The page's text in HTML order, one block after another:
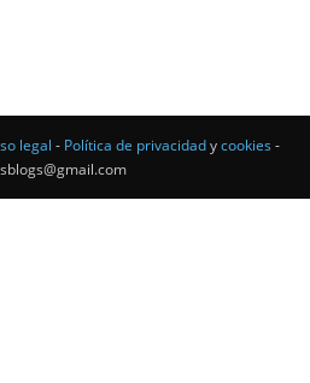
legal - Política de privacidadycookies -